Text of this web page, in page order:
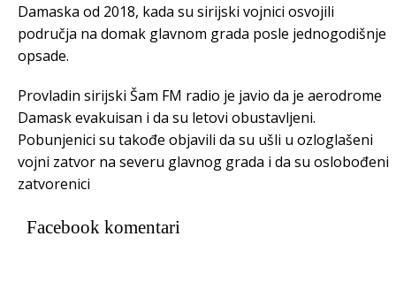
Damaska od 2018, kada su sirijski vojnici osvojili
područja na domak glavnom grada posle jednogodišnje
opsade.
Provladin sirijski Šam FM radio je javio da je aerodrome
Damask evakuisan i da su letovi obustavljeni.
Pobunjenici su takođe objavili da su ušli u ozloglašeni
vojni zatvor na severu glavnog grada i da su oslobođeni
zatvorenici
Facebook komentari